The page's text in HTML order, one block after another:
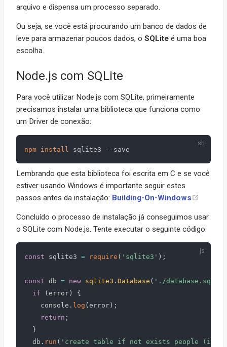
arquivo e dispensa um processo separado.
Ou seja, se você está procurando um banco de dados de
leve para armazenar poucos dados, o SQLite é uma boa
escolha.
Node.js com SQLite
Para você utilizar Node.js com SQLite, primeiramente
precisamos instalar uma biblioteca que funciona como
um Driver de conexão:
npm install
Lembrando que esta biblioteca foi escrita em C e se você
estiver usando Windows é importante seguir estes
passos antes da instalação: Building-On-Windows
Concluído o processo de instalação já conseguimos usar
o SQLite com Node.js. Tente executar o seguinte código:
const sqlite3 = require ( 'sqlite3' ) ;
const db = new sqlite3 . Database ( './
if
( error )
{
    console
. log ( error ) ;
return ;
}
  db
. run ( 'create table if not exists people (id